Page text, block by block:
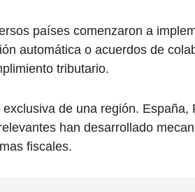
países comenzaron a
automática o acuerdos de
tributario.
de una región.
han desarrollado
fiscales.